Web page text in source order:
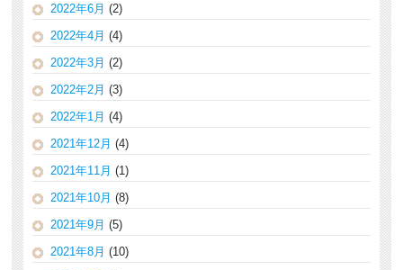
2022年6月 (2)
2022年4月 (4)
2022年3月 (2)
2022年2月 (3)
2022年1月 (4)
2021年12月 (4)
2021年11月 (1)
2021年10月 (8)
2021年9月 (5)
2021年8月 (10)